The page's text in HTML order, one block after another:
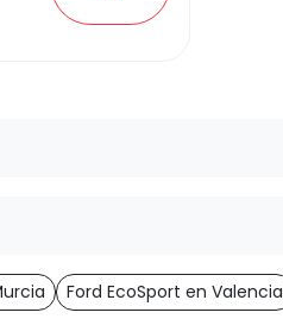
Ford EcoSport en Valencia